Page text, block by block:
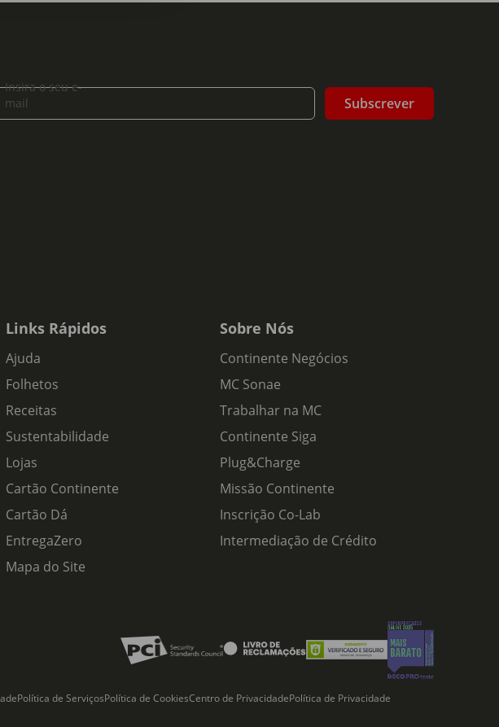
Insira o seu e-
mail
Subscrever
Links Rápidos
Ajuda
Folhetos
Receitas
Sustentabilidade
Lojas
Cartão Continente
Cartão Dá
EntregaZero
Mapa do Site
Sobre Nós
Continente Negócios
MC Sonae
Trabalhar na MC
Continente Siga
Plug&Charge
Missão Continente
Inscrição Co-Lab
Intermediação de Crédito
Política de ServiçosPolítica de CookiesCentro de PrivacidadePolítica de Privacidade